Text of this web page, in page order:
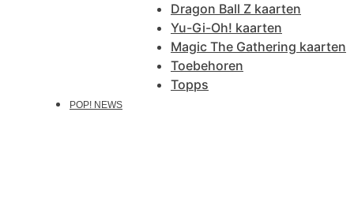
Dragon Ball Z kaarten
Yu-Gi-Oh! kaarten
Magic The Gathering kaarten
Toebehoren
Topps
POP! NEWS